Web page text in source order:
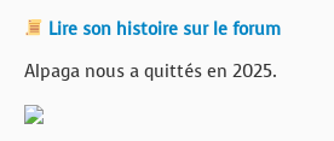
Lire son histoire sur le forum
Alpaga nous a quittés en 2025.